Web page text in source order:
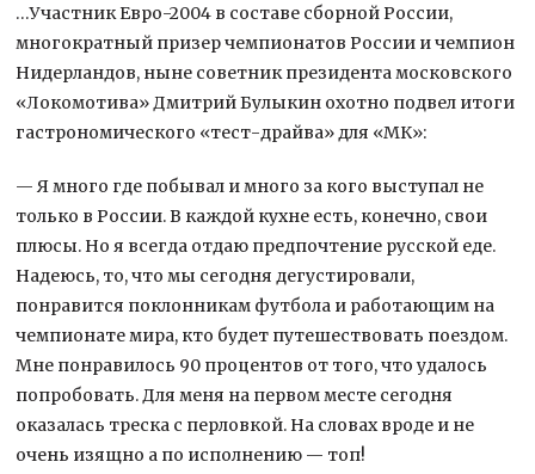
…Участник Евро-2004 в составе сборной России,
многократный призер чемпионатов России и чемпион
Нидерландов, ныне советник президента московского
«Локомотива» Дмитрий Булыкин охотно подвел итоги
гастрономического «тест-драйва» для «МК»:
— Я много где побывал и много за кого выступал не
только в России. В каждой кухне есть, конечно, свои
плюсы. Но я всегда отдаю предпочтение русской еде.
Надеюсь, то, что мы сегодня дегустировали,
понравится поклонникам футбола и работающим на
чемпионате мира, кто будет путешествовать поездом.
Мне понравилось 90 процентов от того, что удалось
попробовать. Для меня на первом месте сегодня
оказалась треска с перловкой. На словах вроде и не
очень изящно а по исполнению — топ!